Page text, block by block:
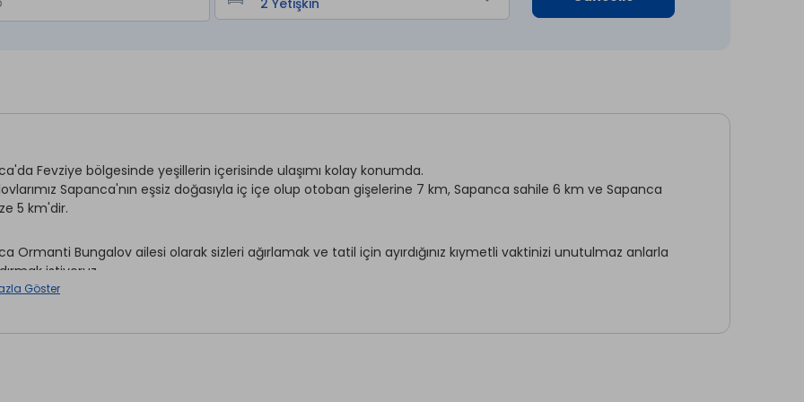
Fevziye bölgesinde yeşillerin içerisinde ulaşımı kolay konumda.
Sapanca'nın eşsiz doğasıyla iç içe olup otoban gişelerine 7 km, Sapanca sahile 6 km ve Sapanca
5 km'dir.
Ormanti Bungalov ailesi olarak sizleri ağırlamak ve tatil için ayırdığınız kıymetli vaktinizi unutulmaz anlarla
istiyoruz.
2 çift yataklı yatak odası, jakuzisi, tam donanımlı bir mutfağı, şömineli ve yerden ısıtmalı oturma ve
Göster